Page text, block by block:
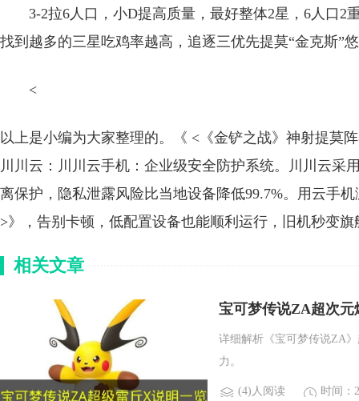
3-2拉6人口，小D提高质量，最好整体2星，6人口2
找到越多的三星吃鸡率越高，追逐三优先提莫“金克斯”
<
以上是小编为大家整理的。《 <《金铲之战》神射提莫
川川云：川川云手机：企业级安全防护系统。川川云采
离保护，隐私泄露风险比当地设备降低99.7%。用云手
>》，告别卡顿，低配置设备也能顺利运行，旧机秒变
相关文章
宝可梦传说ZA超次
详细解析《宝可梦传说ZA
力。
(4)人阅读 时间：